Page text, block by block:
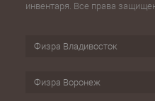
инвентаря. Все права
Физра Владивосток
Физра Воронеж